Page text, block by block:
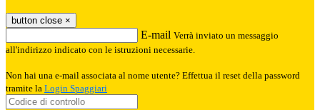
button close ×
E-mail Verrà inviato un messaggio
all'indirizzo indicato con le istruzioni necessarie.
Non hai una e-mail associata al nome utente? Effettua il reset della password
tramite la Login Spaggiari